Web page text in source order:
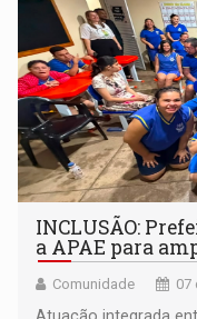
INCLUSÃO:
a APAE para
Comunidade 07